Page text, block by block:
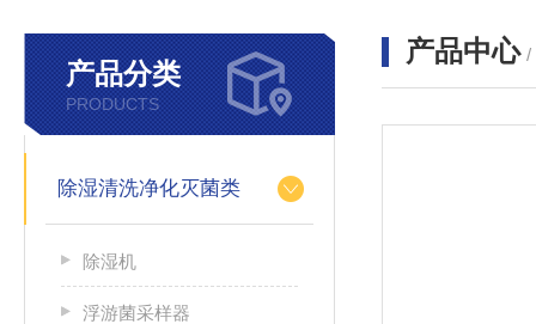
产品分类
PRODUCTS
除湿清洗净化灭菌类
除湿机
浮游菌采样器
产品中心 /